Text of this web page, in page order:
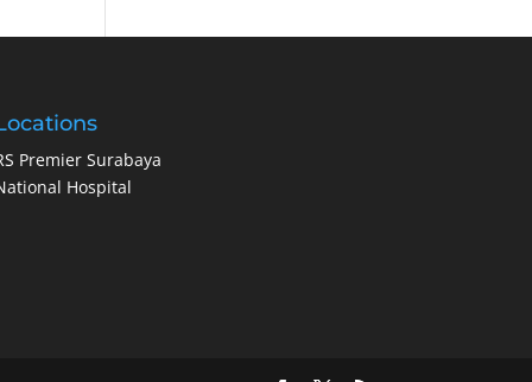
Premier Surabaya
Hospital